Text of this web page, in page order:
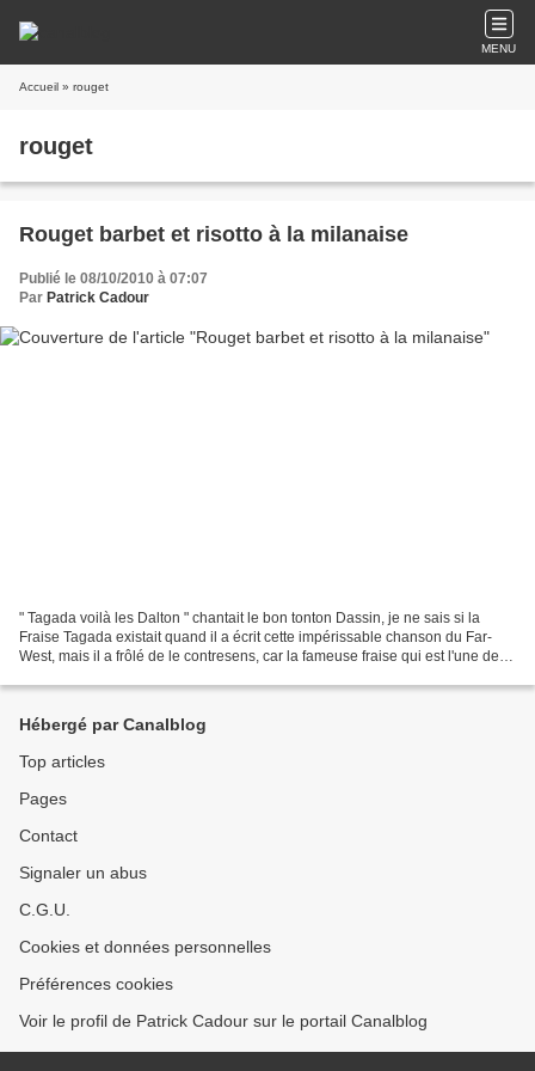
MENU
Accueil » rouget
rouget
Rouget barbet et risotto à la milanaise
Publié le 08/10/2010 à 07:07
Par Patrick Cadour
" Tagada voilà les Dalton " chantait le bon tonton Dassin, je ne sais si la
Fraise Tagada existait quand il a écrit cette impérissable chanson du Far-
West, mais il a frôlé de le contresens, car la fameuse fraise qui est l'une des
Hébergé par Canalblog
Top articles
Pages
Contact
Signaler un abus
C.G.U.
Cookies et données personnelles
Préférences cookies
Voir le profil de Patrick Cadour sur le portail Canalblog